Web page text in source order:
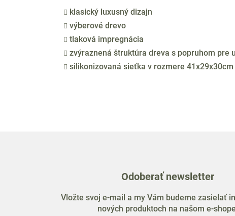
klasický luxusný dizajn
výberové drevo
tlaková impregnácia
zvýraznená štruktúra dreva s popruhom pre
silikonizovaná sieťka v rozmere 41x29x30cm
Odoberať newsletter
Vložte svoj e-mail a my Vám budeme zasielať
nových produktoch na našom e-